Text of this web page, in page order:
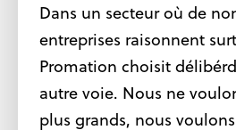
Dans un secteur où de
entreprises raisonnent
Promation choisit
autre voie. Nous ne
plus grands, nous